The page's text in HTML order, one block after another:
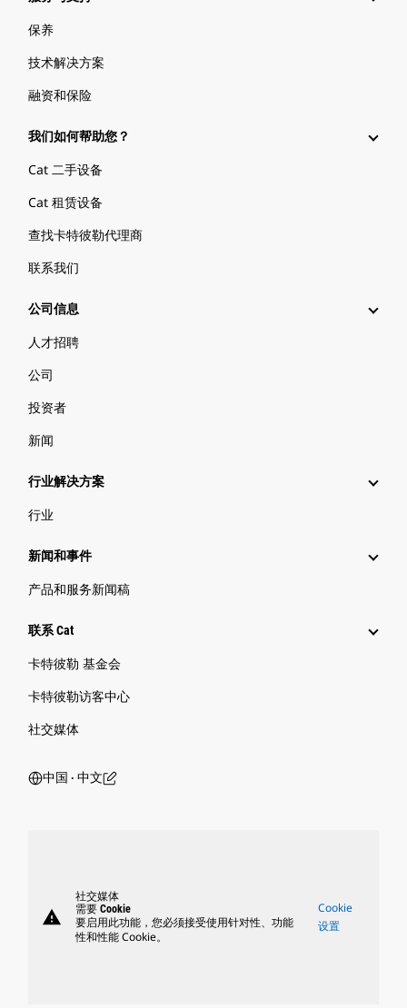
保养
技术解决方案
融资和保险
我们如何帮助您？
Cat 二手设备
Cat 租赁设备
查找卡特彼勒代理商
联系我们
公司信息
人才招聘
公司
投资者
新闻
行业解决方案
行业
新闻和事件
产品和服务新闻稿
联系 Cat
卡特彼勒 基金会
卡特彼勒访客中心
社交媒体
中国 ‧ 中文
warning
社交媒体
需要 Cookie
要启用此功能，您必须接受使用针对性、功能
性和性能 Cookie。
Cookie
设置